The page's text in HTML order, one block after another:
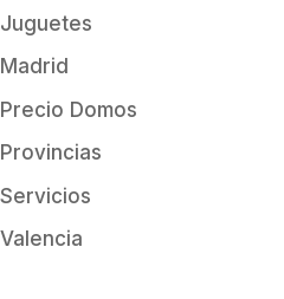
Juguetes
Madrid
Precio Domos
Provincias
Servicios
Valencia